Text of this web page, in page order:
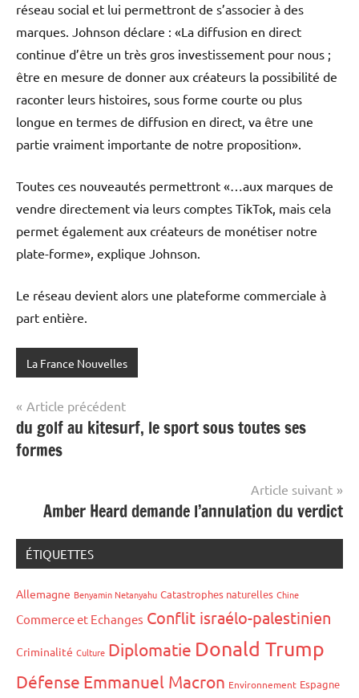
réseau social et lui permettront de s’associer à des
marques. Johnson déclare : «La diffusion en direct
continue d’être un très gros investissement pour nous ;
être en mesure de donner aux créateurs la possibilité de
raconter leurs histoires, sous forme courte ou plus
longue en termes de diffusion en direct, va être une
partie vraiment importante de notre proposition».
Toutes ces nouveautés permettront «…aux marques de
vendre directement via leurs comptes TikTok, mais cela
permet également aux créateurs de monétiser notre
plate-forme», explique Johnson.
Le réseau devient alors une plateforme commerciale à
part entière.
La France Nouvelles
Navigation
de
l’article
Article précédent
du golf au kitesurf, le sport sous toutes ses
formes
Article suivant
Amber Heard demande l’annulation du verdict
ÉTIQUETTES
Allemagne Benyamin Netanyahu Catastrophes naturelles Chine
Commerce et Echanges Conflit israélo-palestinien
Criminalité Culture Diplomatie Donald Trump
Défense Emmanuel Macron Environnement Espagne